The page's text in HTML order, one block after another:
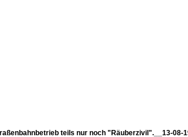
teils nur noch "Räuberzivil".__13-08-